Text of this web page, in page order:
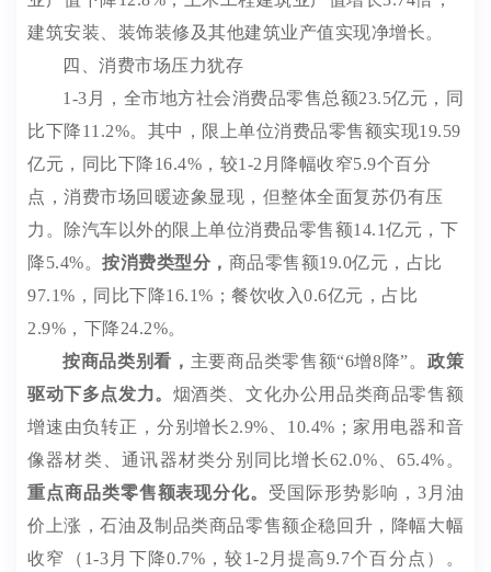
建筑安装、装饰装修及其他建筑业产值实现净增长。
四、消费市场压力犹存
1-3 月，全市地方社会消费品零售总额23.5亿元，同
比下降11.2%。其中， 限上单位消费品零售额实现19.59
亿元，同比下降16.4% ，较1-2 月降幅收窄5.9个百分
点，消费市场回暖迹象显现，但整体全面复苏仍有压
力。除汽车以外的限上单位消费品零售额14.1亿元，下
降5.4%。 按消费类型分， 商品零售额19.0亿元，占比
97.1% ，同比下降16.1% ；餐饮收入0.6亿元，占比
2.9% ，下降24.2%。
按商品类别看， 主要商品类零售额“6增8降”。 政策
驱动下多点发力。 烟酒类、文化办公用品类商品零售额
增速由负转正，分别增长2.9% 10.4% ； 家用电器和音
像器材类、通讯器材类分别同比增长62.0% 、65.4% 。
重点商品类零售额表现分化。 受国际形势影响， 3 月油
价上涨，石油及制品类商品零售额企稳回升， 降幅大幅
收窄（ 1-3 月下降0.7% ，较 1-2 月提高9.7个百分点）。